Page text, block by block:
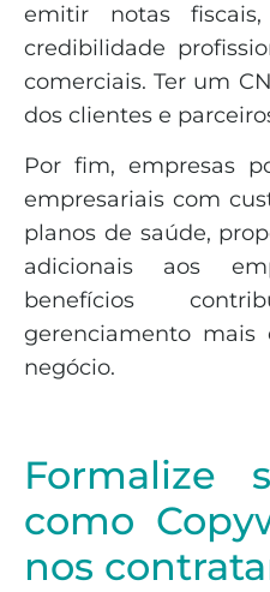
emitir notas
credibilidade
comerciais. Ter um
dos clientes e
Por fim, empresas
empresariais com
planos de saúde,
adicionais aos
benefícios
gerenciamento
negócio.
Formalize
como
nos